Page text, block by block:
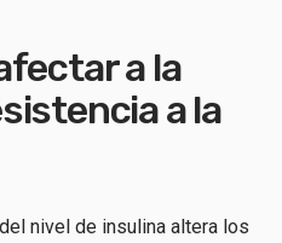
a la
a la
nivel de insulina altera los